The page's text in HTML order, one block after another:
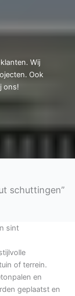
Wij
Ook
ons!
schuttingen”
sint
of terrein.
en
geplaatst en